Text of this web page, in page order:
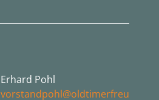
Erhard Pohl
vorstandpohl@oldtimerfreunde-